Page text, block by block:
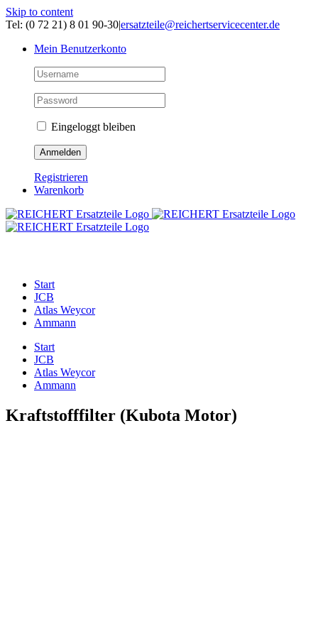
Skip to content
Tel: (0 72 21) 8 01 90-30|ersatzteile@reichertservicecenter.de
Mein Benutzerkonto
Eingeloggt bleiben
Registrieren
Warenkorb
Start
JCB
Atlas Weycor
Ammann
Start
JCB
Atlas Weycor
Ammann
Kraftstofffilter (Kubota Motor)